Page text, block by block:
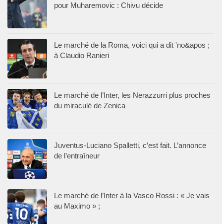
pour Muharemovic : Chivu décide
Le marché de la Roma, voici qui a dit 'no&apos ;
à Claudio Ranieri
Le marché de l’Inter, les Nerazzurri plus proches
du miraculé de Zenica
Juventus-Luciano Spalletti, c’est fait. L’annonce
de l’entraîneur
Le marché de l’Inter à la Vasco Rossi : « Je vais
au Maximo » ;